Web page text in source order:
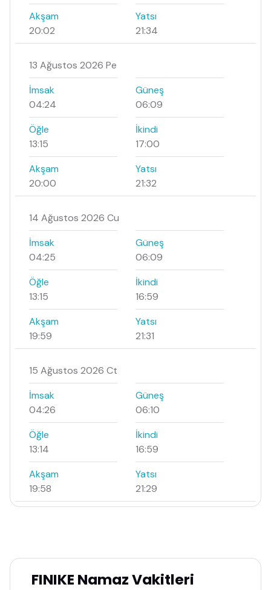
Akşam
20:02
Yatsı
21:34
13 Ağustos 2026 Pe
İmsak
04:24
Güneş
06:09
Öğle
13:15
İkindi
17:00
Akşam
20:00
Yatsı
21:32
14 Ağustos 2026 Cu
İmsak
04:25
Güneş
06:09
Öğle
13:15
İkindi
16:59
Akşam
19:59
Yatsı
21:31
15 Ağustos 2026 Ct
İmsak
04:26
Güneş
06:10
Öğle
13:14
İkindi
16:59
Akşam
19:58
Yatsı
21:29
FINIKE Namaz Vakitleri